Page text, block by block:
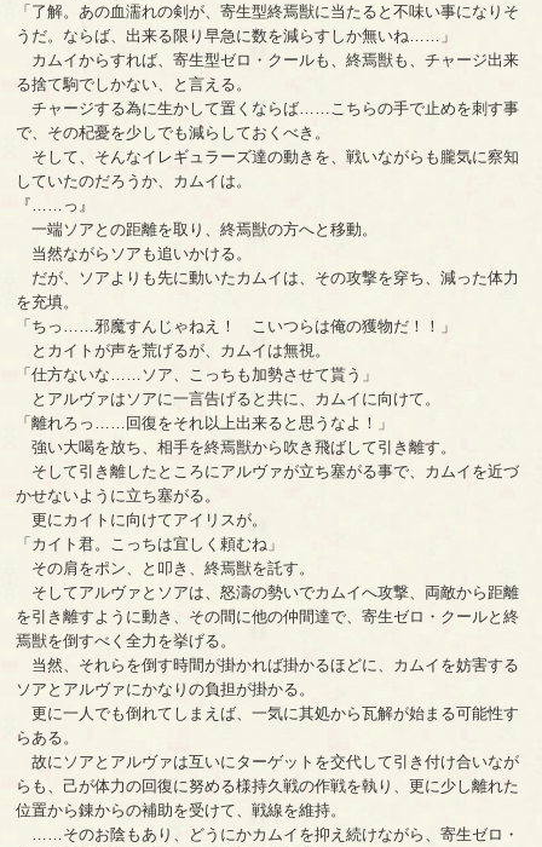
「了解。あの血濡れの剣が、寄生型終焉獣に当たると不味い事になりそ
うだ。ならば、出来る限り早急に数を減らすしか無いね……」
カムイからすれば、寄生型ゼロ・クールも、終焉獣も、チャージ出来
る捨て駒でしかない、と言える。
チャージする為に生かして置くならば……こちらの手で止めを刺す事
で、その杞憂を少しでも減らしておくべき。
そして、そんなイレギュラーズ達の動きを、戦いながらも朧気に察知
していたのだろうか、カムイは。
『……っ』
一端ソアとの距離を取り、終焉獣の方へと移動。
当然ながらソアも追いかける。
だが、ソアよりも先に動いたカムイは、その攻撃を穿ち、減った体力
を充填。
「ちっ……邪魔すんじゃねえ！ こいつらは俺の獲物だ！！」
とカイトが声を荒げるが、カムイは無視。
「仕方ないな……ソア、こっちも加勢させて貰う」
とアルヴァはソアに一言告げると共に、カムイに向けて。
「離れろっ……回復をそれ以上出来ると思うなよ！」
強い大喝を放ち、相手を終焉獣から吹き飛ばして引き離す。
そして引き離したところにアルヴァが立ち塞がる事で、カムイを近づ
かせないように立ち塞がる。
更にカイトに向けてアイリスが。
「カイト君。こっちは宜しく頼むね」
その肩をポン、と叩き、終焉獣を託す。
そしてアルヴァとソアは、怒濤の勢いでカムイへ攻撃、両敵から距離
を引き離すように動き、その間に他の仲間達で、寄生ゼロ・クールと終
焉獣を倒すべく全力を挙げる。
当然、それらを倒す時間が掛かれば掛かるほどに、カムイを妨害する
ソアとアルヴァにかなりの負担が掛かる。
更に一人でも倒れてしまえば、一気に其処から瓦解が始まる可能性す
らある。
故にソアとアルヴァは互いにターゲットを交代して引き付け合いなが
らも、己が体力の回復に努める様持久戦の作戦を執り、更に少し離れた
位置から錬からの補助を受けて、戦線を維持。
……そのお陰もあり、どうにかカムイを抑え続けながら、寄生ゼロ・